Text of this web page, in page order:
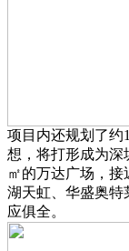
项目内还规划了约
想，将打形成为深
㎡的万达广场，
湖天虹、华盛奥特
应俱全。